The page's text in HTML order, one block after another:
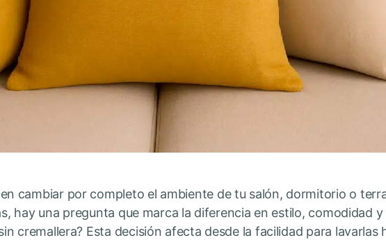
cambiar por completo el ambiente de tu salón, dormitorio o
hay una pregunta que marca la diferencia en estilo, comodidad
cremallera? Esta decisión afecta desde la facilidad para lavarlas